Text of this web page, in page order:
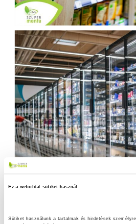
Ez a weboldal sütiket használ
Sütiket használunk a tartalmak és hirdetések